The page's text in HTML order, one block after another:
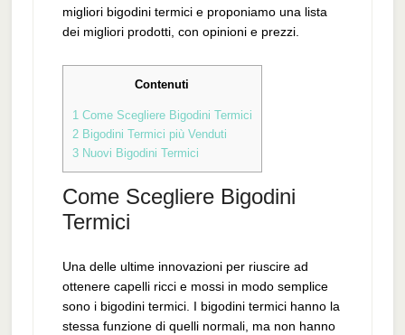
migliori bigodini termici e proponiamo una lista
dei migliori prodotti, con opinioni e prezzi.
Contenuti
1Come Scegliere Bigodini Termici
2Bigodini Termici più Venduti
3Nuovi Bigodini Termici
Come Scegliere Bigodini
Termici
Una delle ultime innovazioni per riuscire ad
ottenere capelli ricci e mossi in modo semplice
sono i bigodini termici. I bigodini termici hanno la
stessa funzione di quelli normali, ma non hanno